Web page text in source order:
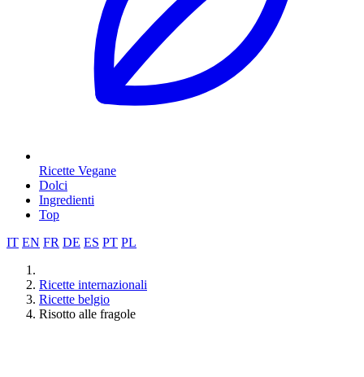
Ricette Vegane
Dolci
Ingredienti
Top
IT EN FR DE ES PT PL
Ricette internazionali
Ricette belgio
Risotto alle fragole